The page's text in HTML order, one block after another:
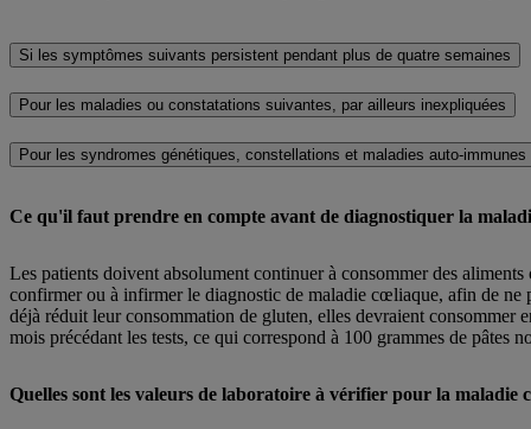
Si les symptômes suivants persistent pendant plus de quatre semaines
Pour les maladies ou constatations suivantes, par ailleurs inexpliquées
Pour les syndromes génétiques, constellations et maladies auto-
Ce qu'il faut prendre en compte avant de diagnostiquer la
Les patients doivent absolument continuer à consommer des
confirmer ou à infirmer le diagnostic de maladie cœliaque, afin de ne
déjà réduit leur consommation de gluten, elles devraient consommer
mois précédant les tests, ce qui correspond à 100 grammes de pâtes
Quelles sont les valeurs de laboratoire à vérifier pour la maladie